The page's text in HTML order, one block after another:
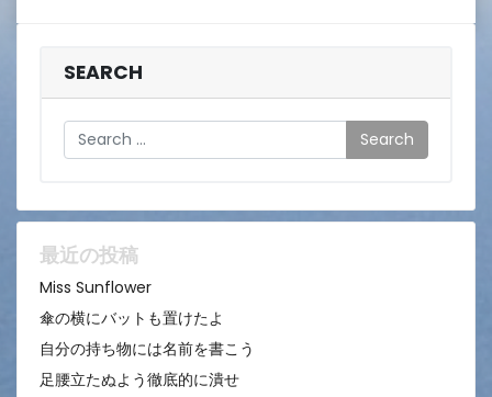
SEARCH
Search
最近の投稿
Miss Sunflower
傘の横にバットも置けたよ
自分の持ち物には名前を書こう
足腰立たぬよう徹底的に潰せ